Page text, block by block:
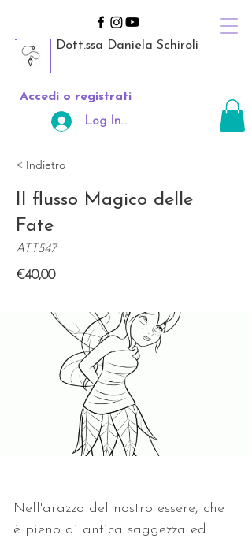
Dott.ssa Daniela Schiroli
Accedi o registrati
Log In Area Riservata
< Indietro
Il flusso Magico delle
Fate
ATT547
€40,00
Nell'arazzo del nostro essere, che
è pieno di antica saggezza ed